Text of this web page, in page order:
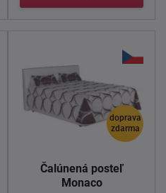
doprava
zdarma
Čalúnená posteľ
Monaco